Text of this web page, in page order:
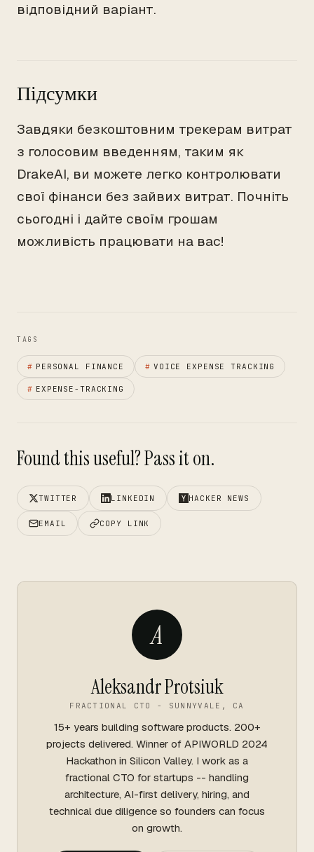
відповідний варіант.
Підсумки
Завдяки безкоштовним трекерам витрат
з голосовим введенням, таким як
DrakeAI, ви можете легко контролювати
свої фінанси без зайвих витрат. Почніть
сьогодні і дайте своїм грошам
можливість працювати на вас!
TAGS
# PERSONAL FINANCE # VOICE EXPENSE TRACKING
# EXPENSE-TRACKING
Found this useful? Pass it on.
TWITTER LINKEDIN HACKER NEWS
EMAIL COPY LINK
A
Aleksandr Protsiuk
FRACTIONAL CTO - SUNNYVALE, CA
15+ years building software products. 200+
projects delivered. Winner of APIWORLD 2024
Hackathon in Silicon Valley. I work as a
fractional CTO for startups -- handling
architecture, AI-first delivery, hiring, and
technical due diligence so founders can focus
on growth.